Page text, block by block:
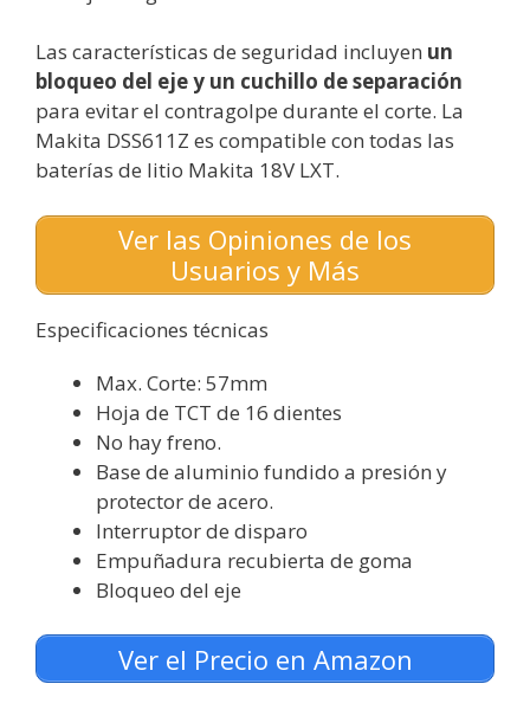
Las características de seguridad incluyen un
bloqueo del eje y un cuchillo de separación
para evitar el contragolpe durante el corte. La
Makita DSS611Z es compatible con todas las
baterías de litio Makita 18V LXT.
Ver las Opiniones de los
Usuarios y Más
Especificaciones técnicas
Max. Corte: 57mm
Hoja de TCT de 16 dientes
No hay freno.
Base de aluminio fundido a presión y
protector de acero.
Interruptor de disparo
Empuñadura recubierta de goma
Bloqueo del eje
Ver el Precio en Amazon